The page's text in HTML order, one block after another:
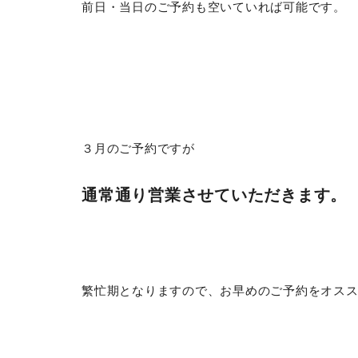
前日・当日のご予約も空いていれば可能です。
３月のご予約ですが
通常通り営業させていただきます。
繁忙期となりますので、お早めのご予約をオスス